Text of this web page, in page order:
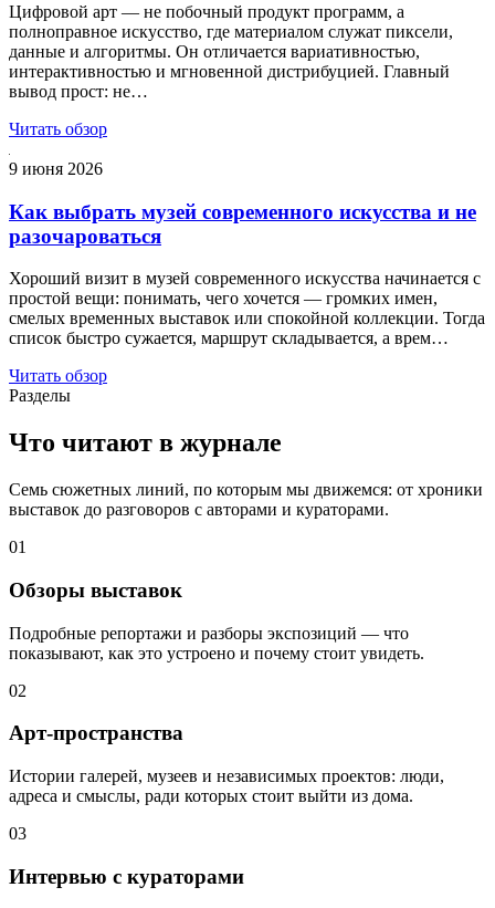
Цифровой арт — не побочный продукт программ, а
полноправное искусство, где материалом служат пиксели,
данные и алгоритмы. Он отличается вариативностью,
интерактивностью и мгновенной дистрибуцией. Главный
вывод прост: не…
Читать обзор
9 июня 2026
Как выбрать музей современного искусства и не
разочароваться
Хороший визит в музей современного искусства начинается с
простой вещи: понимать, чего хочется — громких имен,
смелых временных выставок или спокойной коллекции. Тогда
список быстро сужается, маршрут складывается, а врем…
Читать обзор
Разделы
Что читают в журнале
Семь сюжетных линий, по которым мы движемся: от хроники
выставок до разговоров с авторами и кураторами.
01
Обзоры выставок
Подробные репортажи и разборы экспозиций — что
показывают, как это устроено и почему стоит увидеть.
02
Арт-пространства
Истории галерей, музеев и независимых проектов: люди,
адреса и смыслы, ради которых стоит выйти из дома.
03
Интервью с кураторами